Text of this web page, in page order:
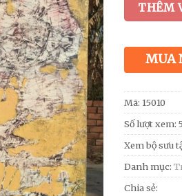
THÊM
MUA
Mã: 15010
Số lượt xem:
Xem bộ sưu
Danh mục:
Chia sẻ: